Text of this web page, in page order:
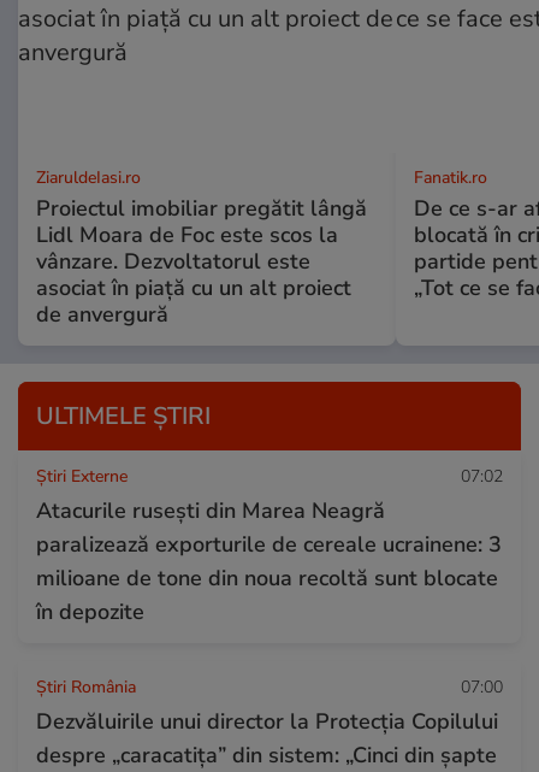
ZiaruldeIasi.ro
Proiectul imobiliar pregătit lângă
Lidl Moara de Foc este scos la
vânzare. Dezvoltatorul este
asociat în piață cu un alt proiect
de anvergură
Fanatik.ro
De ce s-ar
blocată în
partide
„Tot ce se
ULTIMELE ȘTIRI
Știri Externe 07:02
Atacurile rusești din Marea Neagră
paralizează exporturile de cereale ucrainene: 3
milioane de tone din noua recoltă sunt blocate
în depozite
Știri România 07:00
Dezvăluirile unui director la Protecția Copilului
despre „caracatița” din sistem: „Cinci din șapte